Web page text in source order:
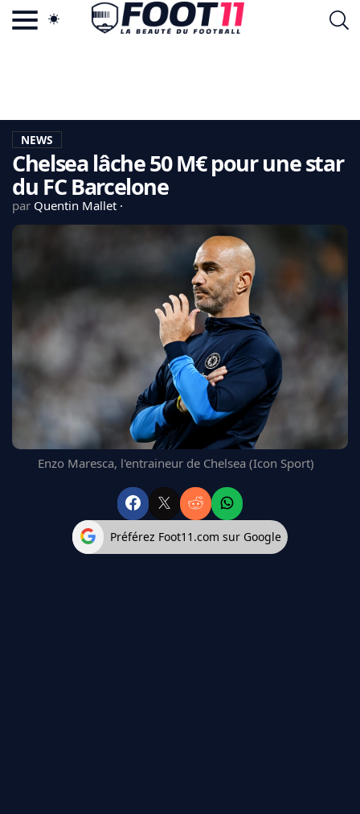
LA CHARTE
VIE PRIVÉE
CGU
CONTACTEZ-NOUS
LIGUE 1
MANCHESTER UNITED
NEWS
Chelsea lâche 50 M€ pour une star
du FC Barcelone
par Quentin Mallet
Enzo Maresca, l'entraineur de Chelsea (Icon Sport)
Préférez Foot11.com sur Google